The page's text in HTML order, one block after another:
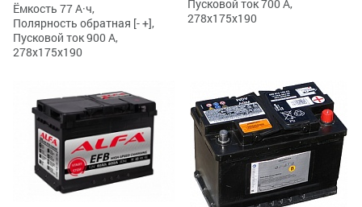
Ёмкость 77 А·ч,
Полярность обратная [- +],
Пусковой ток 900 А,
278x175x190
Пусковой ток 700 А,
278x175x190